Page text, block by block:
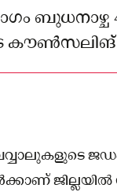
ബുധനാഴ്ച
ജില്ലയിൽ